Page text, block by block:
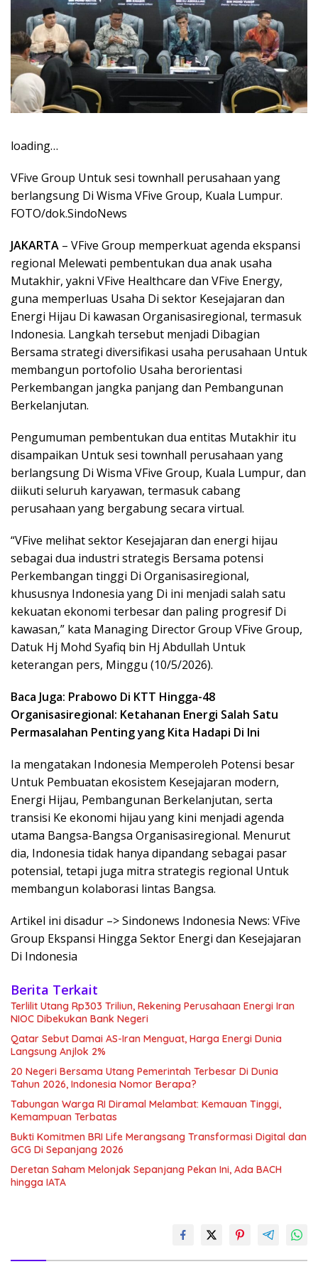
loading…
VFive Group Untuk sesi townhall perusahaan yang
berlangsung Di Wisma VFive Group, Kuala Lumpur.
FOTO/dok.SindoNews
JAKARTA – VFive Group memperkuat agenda ekspansi
regional Melewati pembentukan dua anak usaha
Mutakhir, yakni VFive Healthcare dan VFive Energy,
guna memperluas Usaha Di sektor Kesejajaran dan
Energi Hijau Di kawasan Organisasiregional, termasuk
Indonesia. Langkah tersebut menjadi Dibagian
Bersama strategi diversifikasi usaha perusahaan Untuk
membangun portofolio Usaha berorientasi
Perkembangan jangka panjang dan Pembangunan
Berkelanjutan.
Pengumuman pembentukan dua entitas Mutakhir itu
disampaikan Untuk sesi townhall perusahaan yang
berlangsung Di Wisma VFive Group, Kuala Lumpur, dan
diikuti seluruh karyawan, termasuk cabang
perusahaan yang bergabung secara virtual.
“VFive melihat sektor Kesejajaran dan energi hijau
sebagai dua industri strategis Bersama potensi
Perkembangan tinggi Di Organisasiregional,
khususnya Indonesia yang Di ini menjadi salah satu
kekuatan ekonomi terbesar dan paling progresif Di
kawasan,” kata Managing Director Group VFive Group,
Datuk Hj Mohd Syafiq bin Hj Abdullah Untuk
keterangan pers, Minggu (10/5/2026).
Baca Juga: Prabowo Di KTT Hingga-48
Organisasiregional: Ketahanan Energi Salah Satu
Permasalahan Penting yang Kita Hadapi Di Ini
Ia mengatakan Indonesia Memperoleh Potensi besar
Untuk Pembuatan ekosistem Kesejajaran modern,
Energi Hijau, Pembangunan Berkelanjutan, serta
transisi Ke ekonomi hijau yang kini menjadi agenda
utama Bangsa-Bangsa Organisasiregional. Menurut
dia, Indonesia tidak hanya dipandang sebagai pasar
potensial, tetapi juga mitra strategis regional Untuk
membangun kolaborasi lintas Bangsa.
Artikel ini disadur –> Sindonews Indonesia News: VFive
Group Ekspansi Hingga Sektor Energi dan Kesejajaran
Di Indonesia
Berita Terkait
Terlilit Utang Rp303 Triliun, Rekening Perusahaan Energi Iran
NIOC Dibekukan Bank Negeri
Qatar Sebut Damai AS-Iran Menguat, Harga Energi Dunia
Langsung Anjlok 2%
20 Negeri Bersama Utang Pemerintah Terbesar Di Dunia
Tahun 2026, Indonesia Nomor Berapa?
Tabungan Warga RI Diramal Melambat: Kemauan Tinggi,
Kemampuan Terbatas
Bukti Komitmen BRI Life Merangsang Transformasi Digital dan
GCG Di Sepanjang 2026
Deretan Saham Melonjak Sepanjang Pekan Ini, Ada BACH
hingga IATA